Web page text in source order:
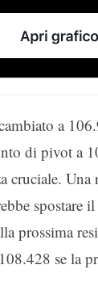
a
di pivot a
cruciale.
spostare
prossima
se la